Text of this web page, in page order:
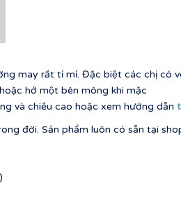
may rất tỉ mỉ. Đặc biệt các chị có
hở một bên mông khi mặc
và chiều cao hoặc xem hướng dẫn
đời. Sản phẩm luôn có sẵn tại